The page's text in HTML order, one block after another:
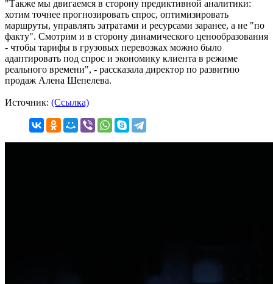
"Также мы двигаемся в сторону предиктивной аналитики:
хотим точнее прогнозировать спрос, оптимизировать
маршруты, управлять затратами и ресурсами заранее, а не "по
факту". Смотрим и в сторону динамического ценообразования
- чтобы тарифы в грузовых перевозках можно было
адаптировать под спрос и экономику клиента в режиме
реального времени", - рассказала директор по развитию
продаж Алена Шепелева.
Источник: (Ссылка)